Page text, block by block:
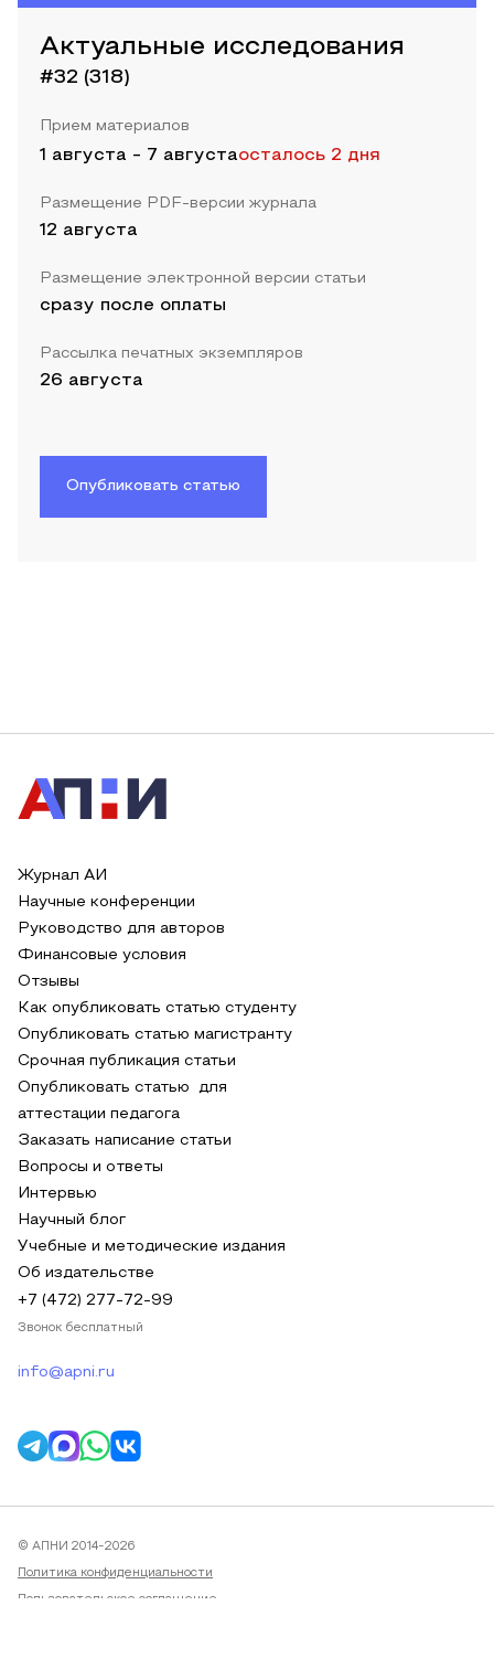
Актуальные исследования
#32 (318)
Прием материалов
1 августа - 7 августаосталось 2 дня
Размещение PDF-версии журнала
12 августа
Размещение электронной версии статьи
сразу после оплаты
Рассылка печатных экземпляров
26 августа
Опубликовать статью
Журнал АИ
Научные конференции
Руководство для авторов
Финансовые условия
Отзывы
Как опубликовать статью студенту
Опубликовать статью магистранту
Срочная публикация статьи
Опубликовать статью для
аттестации педагога
Заказать написание статьи
Вопросы и ответы
Интервью
Научный блог
Учебные и методические издания
Об издательстве
+7 (472) 277-72-99
Звонок бесплатный
info@apni.ru
© АПНИ 2014-2026
Политика конфиденциальности
Пользовательское соглашение